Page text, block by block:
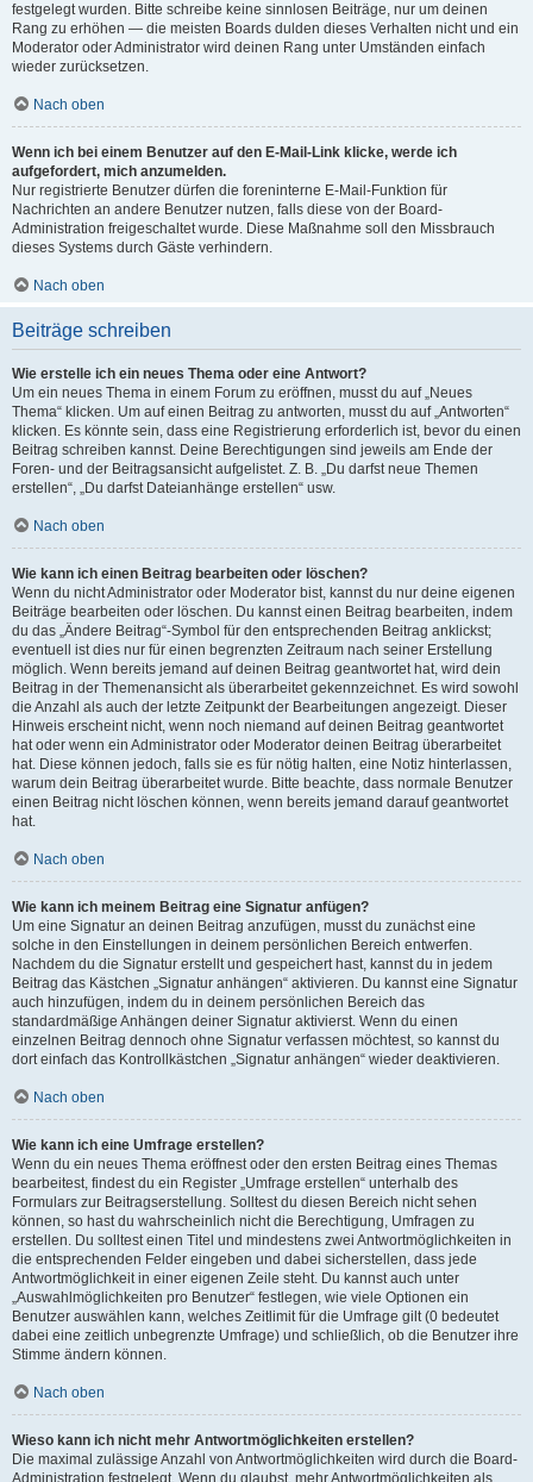
festgelegt wurden. Bitte schreibe keine sinnlosen Beiträge, nur um deinen
Rang zu erhöhen — die meisten Boards dulden dieses Verhalten nicht und ein
Moderator oder Administrator wird deinen Rang unter Umständen einfach
wieder zurücksetzen.
Nach oben
Wenn ich bei einem Benutzer auf den E-Mail-Link klicke, werde ich
aufgefordert, mich anzumelden.
Nur registrierte Benutzer dürfen die foreninterne E-Mail-Funktion für
Nachrichten an andere Benutzer nutzen, falls diese von der Board-
Administration freigeschaltet wurde. Diese Maßnahme soll den Missbrauch
dieses Systems durch Gäste verhindern.
Nach oben
Beiträge schreiben
Wie erstelle ich ein neues Thema oder eine Antwort?
Um ein neues Thema in einem Forum zu eröffnen, musst du auf „Neues
Thema“ klicken. Um auf einen Beitrag zu antworten, musst du auf „Antworten“
klicken. Es könnte sein, dass eine Registrierung erforderlich ist, bevor du einen
Beitrag schreiben kannst. Deine Berechtigungen sind jeweils am Ende der
Foren- und der Beitragsansicht aufgelistet. Z. B. „Du darfst neue Themen
erstellen“, „Du darfst Dateianhänge erstellen“ usw.
Nach oben
Wie kann ich einen Beitrag bearbeiten oder löschen?
Wenn du nicht Administrator oder Moderator bist, kannst du nur deine eigenen
Beiträge bearbeiten oder löschen. Du kannst einen Beitrag bearbeiten, indem
du das „Ändere Beitrag“-Symbol für den entsprechenden Beitrag anklickst;
eventuell ist dies nur für einen begrenzten Zeitraum nach seiner Erstellung
möglich. Wenn bereits jemand auf deinen Beitrag geantwortet hat, wird dein
Beitrag in der Themenansicht als überarbeitet gekennzeichnet. Es wird sowohl
die Anzahl als auch der letzte Zeitpunkt der Bearbeitungen angezeigt. Dieser
Hinweis erscheint nicht, wenn noch niemand auf deinen Beitrag geantwortet
hat oder wenn ein Administrator oder Moderator deinen Beitrag überarbeitet
hat. Diese können jedoch, falls sie es für nötig halten, eine Notiz hinterlassen,
warum dein Beitrag überarbeitet wurde. Bitte beachte, dass normale Benutzer
einen Beitrag nicht löschen können, wenn bereits jemand darauf geantwortet
hat.
Nach oben
Wie kann ich meinem Beitrag eine Signatur anfügen?
Um eine Signatur an deinen Beitrag anzufügen, musst du zunächst eine
solche in den Einstellungen in deinem persönlichen Bereich entwerfen.
Nachdem du die Signatur erstellt und gespeichert hast, kannst du in jedem
Beitrag das Kästchen „Signatur anhängen“ aktivieren. Du kannst eine Signatur
auch hinzufügen, indem du in deinem persönlichen Bereich das
standardmäßige Anhängen deiner Signatur aktivierst. Wenn du einen
einzelnen Beitrag dennoch ohne Signatur verfassen möchtest, so kannst du
dort einfach das Kontrollkästchen „Signatur anhängen“ wieder deaktivieren.
Nach oben
Wie kann ich eine Umfrage erstellen?
Wenn du ein neues Thema eröffnest oder den ersten Beitrag eines Themas
bearbeitest, findest du ein Register „Umfrage erstellen“ unterhalb des
Formulars zur Beitragserstellung. Solltest du diesen Bereich nicht sehen
können, so hast du wahrscheinlich nicht die Berechtigung, Umfragen zu
erstellen. Du solltest einen Titel und mindestens zwei Antwortmöglichkeiten in
die entsprechenden Felder eingeben und dabei sicherstellen, dass jede
Antwortmöglichkeit in einer eigenen Zeile steht. Du kannst auch unter
„Auswahlmöglichkeiten pro Benutzer“ festlegen, wie viele Optionen ein
Benutzer auswählen kann, welches Zeitlimit für die Umfrage gilt (0 bedeutet
dabei eine zeitlich unbegrenzte Umfrage) und schließlich, ob die Benutzer ihre
Stimme ändern können.
Nach oben
Wieso kann ich nicht mehr Antwortmöglichkeiten erstellen?
Die maximal zulässige Anzahl von Antwortmöglichkeiten wird durch die Board-
Administration festgelegt. Wenn du glaubst, mehr Antwortmöglichkeiten als